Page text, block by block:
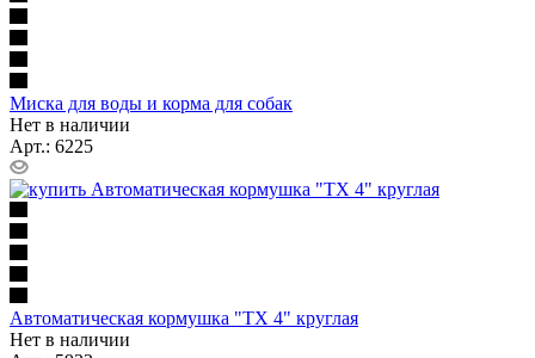
Миска для воды и корма для собак
Нет в наличии
Арт.: 6225
Автоматическая кормушка "ТХ 4" круглая
Нет в наличии